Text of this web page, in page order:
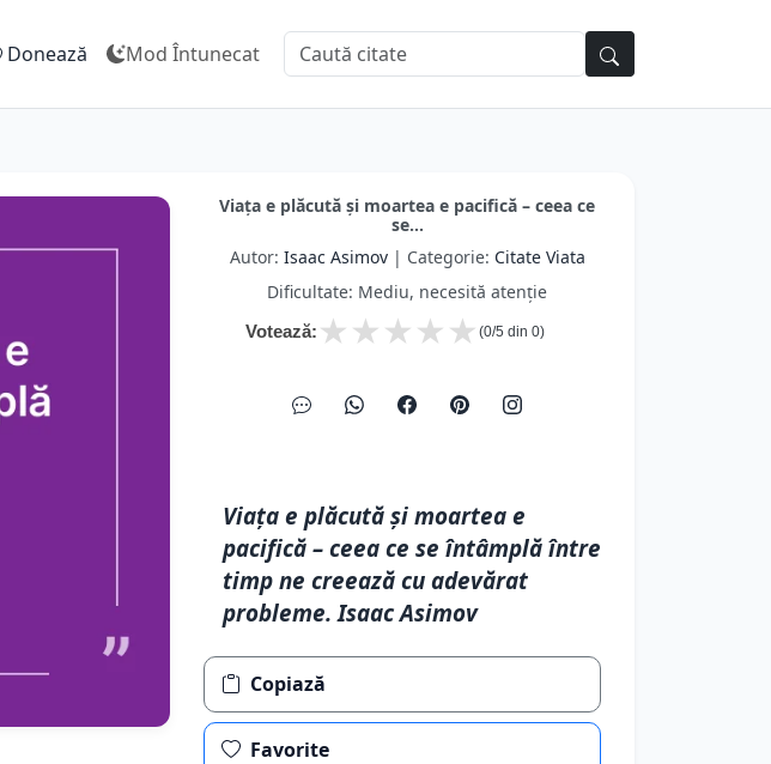
Donează Mod Întunecat
Viaţa e plăcută şi moartea e pacifică – ceea ce
se...
Autor: Isaac Asimov| Categorie: Citate Viata
Dificultate: Mediu, necesită atenție
Votează: ★
★
★
★
★ (0/5 din 0)
Viaţa e plăcută şi moartea e
pacifică – ceea ce se întâmplă între
timp ne creează cu adevărat
probleme. Isaac Asimov
Copiază
Favorite